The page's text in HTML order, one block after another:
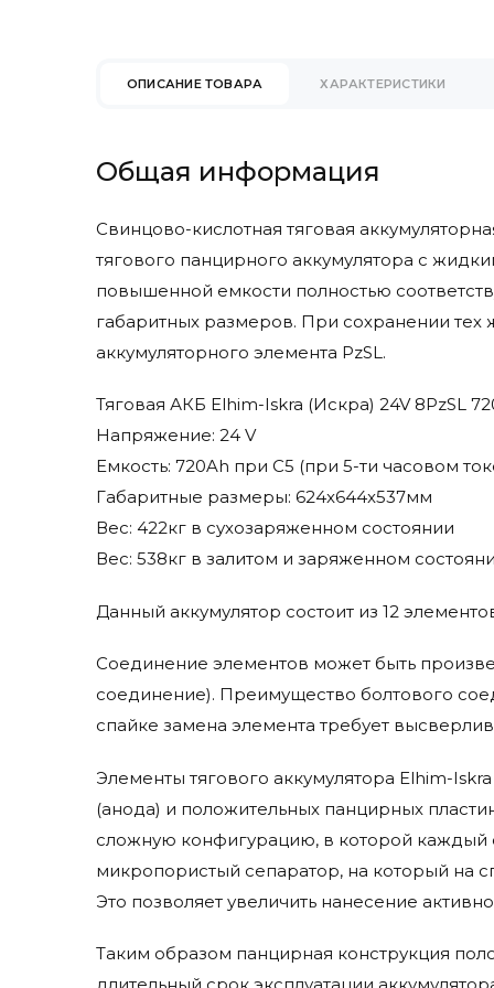
Fimap
Genesis
Goldencell
Hangcha
Hawker
Heli
Hydrofill
Ironclad
Jungheinrich
Karcher
Kent Euroclean
Life Iq
Lifetech
Mid-Central
Trojan
ОПИСАНИЕ ТОВАРА ХАРАКТЕРИСТИКИ
Общая информация
Свинцово-кислотная тяговая
тягового панцирного аккумулятора с
повышенной емкости полностью
габаритных размеров. При сохранении тех
аккумуляторного элемента PzSL.
Тяговая АКБ Elhim-Iskra (Искра) 24V 8PzSL
Напряжение: 24 V
Емкость: 720Ah при С5 (при 5-ти часовом
Габаритные размеры: 624x644x537мм
Вес: 422кг в сухозаряженном состоянии
Вес: 538кг в залитом и заряженном
Данный аккумулятор состоит из 12
Соединение элементов может быть
соединение). Преимущество болтового
спайке замена элемента требует
Элементы тягового аккумулятора Elhim-
(анода) и положительных панцирных
сложную конфигурацию, в которой каждый
микропористый сепаратор, на который на
Это позволяет увеличить нанесение
Таким образом панцирная конструкция